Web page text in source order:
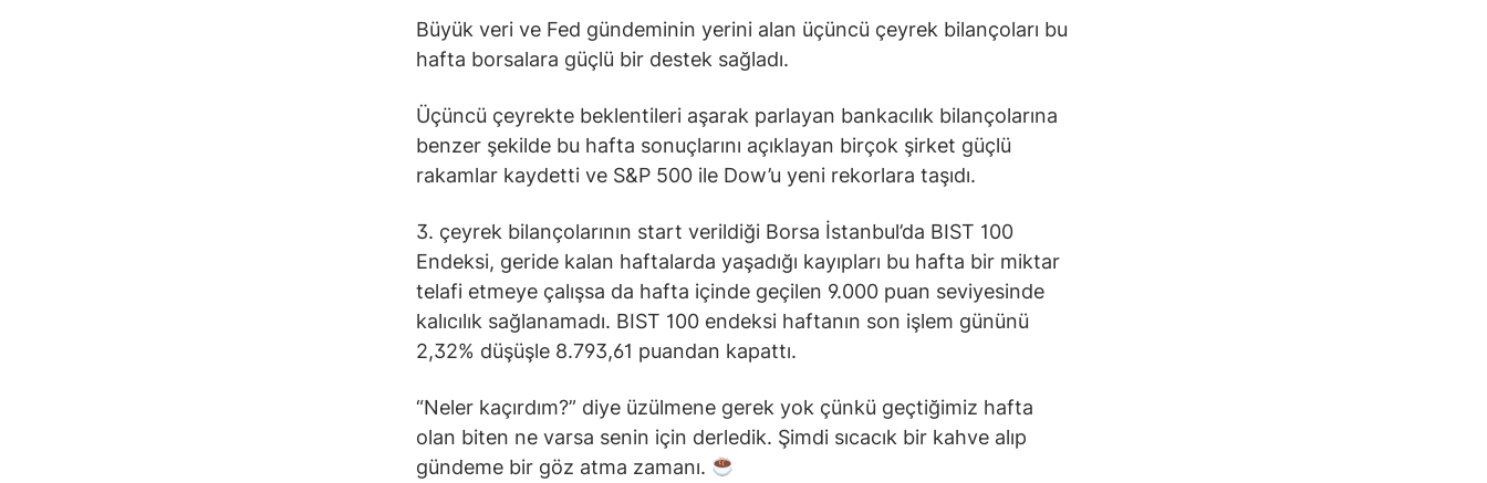
Büyük veri ve Fed gündeminin yerini alan üçüncü çeyrek bilançoları bu
hafta borsalara güçlü bir destek sağladı.
Üçüncü çeyrekte beklentileri aşarak parlayan bankacılık bilançolarına
benzer şekilde bu hafta sonuçlarını açıklayan birçok şirket güçlü
rakamlar kaydetti ve S&P 500 ile Dow’u yeni rekorlara taşıdı.
3. çeyrek bilançolarının start verildiği Borsa İstanbul’da BIST 100
Endeksi, geride kalan haftalarda yaşadığı kayıpları bu hafta bir miktar
telafi etmeye çalışsa da hafta içinde geçilen 9.000 puan seviyesinde
kalıcılık sağlanamadı. BIST 100 endeksi haftanın son işlem gününü
2,32% düşüşle 8.793,61 puandan kapattı.
“Neler kaçırdım?” diye üzülmene gerek yok çünkü geçtiğimiz hafta
olan biten ne varsa senin için derledik. Şimdi sıcacık bir kahve alıp
gündeme bir göz atma zamanı.